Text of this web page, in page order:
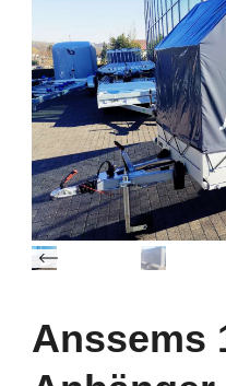
‹
Anssems